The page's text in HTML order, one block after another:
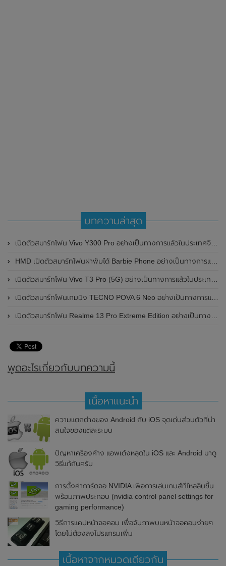
บทความล่าสุด
เปิดตัวสมาร์ทโฟน Vivo Y300 Pro อย่างเป็นทางการแล้วในประเทศจีน มาพร้อมดีไซน์พรีเมี่ยม ทนทาน และแบตเตอรี่สุดอึดขนาดใหญ่ 6,500mAh พร้อมรองรับการชาร์จไว 80W
HMD เปิดตัวสมาร์ทโฟนฝาพับได้ Barbie Phone อย่างเป็นทางการแล้ว มาพร้อมธีมสีชมพูสดใส
เปิดตัวสมาร์ทโฟน Vivo T3 Pro (5G) อย่างเป็นทางการแล้วในประเทศอินเดีย
เปิดตัวสมาร์ทโฟนเกมมิ่ง TECNO POVA 6 Neo อย่างเป็นทางการแล้วในประเทศไทย ในราคา 8,499 บาท
เปิดตัวสมาร์ทโฟน Realme 13 Pro Extreme Edition อย่างเป็นทางการแล้วในประเทศจีน
พูดอะไรเกี่ยวกับบทความนี้
เนื้อหาแนะนำ
ความแตกต่างของ Android กับ iOS จุดเด่นส่วนตัวที่น่า
สนใจของแต่ละระบบ
ปัญหาเครื่องค้าง แอพเด้งหลุดใน iOS และ Android มาดู
วิธีแก้กันครับ
การตั้งค่าการ์ดจอ NVIDIA เพื่อการเล่นเกมส์ที่ไหลลื่นขึ้น
พร้อมภาพประกอบ (nvidia control panel settings for
gaming performance)
วิธีการแคปหน้าจอคอม เพื่อจับภาพบนหน้าจอคอมง่ายๆ
โดยไม่ต้องลงโปรแกรมเพิ่ม
เนื้อหาจากหมวดเดียวกัน